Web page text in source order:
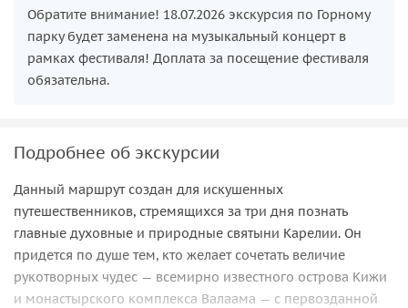
Обратите внимание! 18.07.2026 экскурсия по Горному
парку будет заменена на музыкальный концерт в
рамках фестиваля! Доплата за посещение фестиваля
обязательна.
Подробнее об экскурсии
Данный маршрут создан для искушенных
путешественников, стремящихся за три дня познать
главные духовные и природные святыни Карелии. Он
придется по душе тем, кто желает сочетать величие
рукотворных чудес — всемирно известного острова Кижи
и монастырского комплекса Валаама — с первозданной